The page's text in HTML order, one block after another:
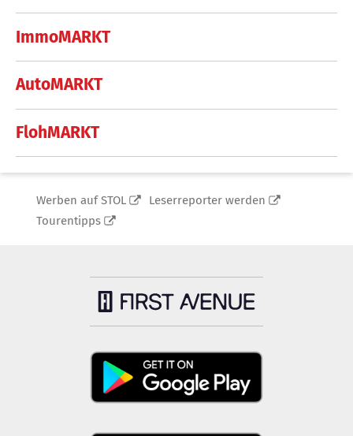
ImmoMARKT
AutoMARKT
FlohMARKT
Werben auf STOL
Leserreporter werden
Tourentipps